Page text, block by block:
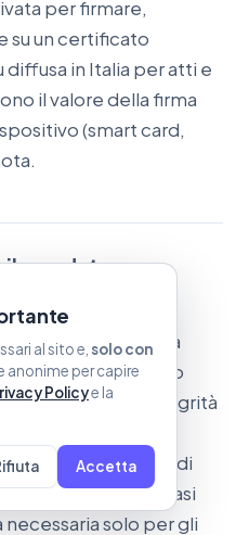
per firmare,
su un certificato
diffusa in Italia per atti e
il valore della firma
(smart card,
il mandato
adeguata e valida la
(FEA), purché siano
del firmatario e integrità
un dispositivo di
remoto, da qualsiasi
solo per gli
al sito e, solo con
anonime per capire
Policye la
Accetta